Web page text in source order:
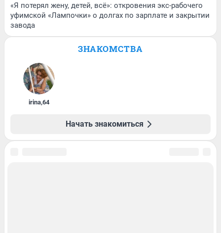
«Я потерял жену, детей, всё»: откровения экс-рабочего
уфимской «Лампочки» о долгах по зарплате и закрытии
завода
ЗНАКОМСТВА
irina,64
Начать знакомиться